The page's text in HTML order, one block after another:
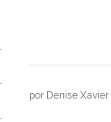
por Denise Xavier